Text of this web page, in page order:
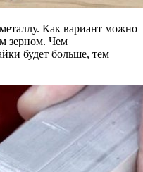
Как вариант можно
зерном. Чем
будет больше, тем